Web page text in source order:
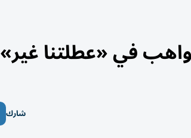
في «عطلتنا غير»
شارك